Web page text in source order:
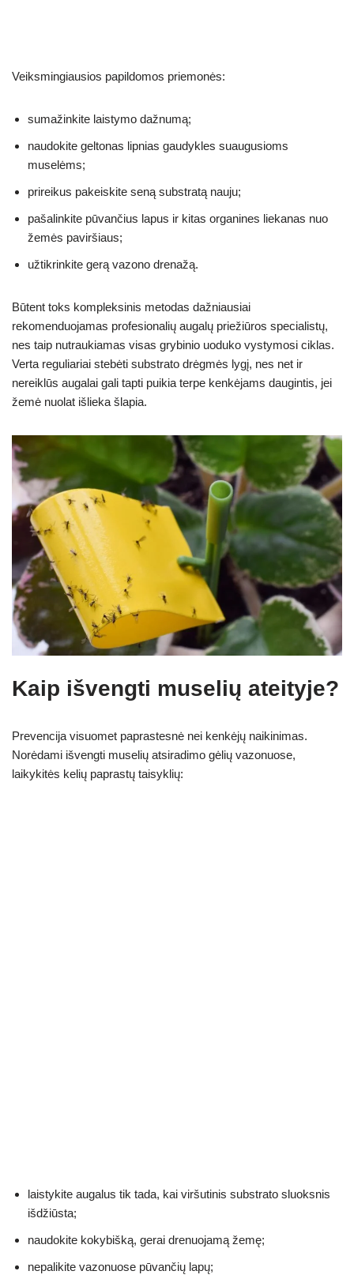
Veiksmingiausios papildomos priemonės:
sumažinkite laistymo dažnumą;
naudokite geltonas lipnias gaudykles suaugusioms
muselėms;
prireikus pakeiskite seną substratą nauju;
pašalinkite pūvančius lapus ir kitas organines liekanas nuo
žemės paviršiaus;
užtikrinkite gerą vazono drenažą.
Būtent toks kompleksinis metodas dažniausiai
rekomenduojamas profesionalių augalų priežiūros specialistų,
nes taip nutraukiamas visas grybinio uoduko vystymosi ciklas.
Verta reguliariai stebėti substrato drėgmės lygį, nes net ir
nereiklūs augalai gali tapti puikia terpe kenkėjams daugintis, jei
žemė nuolat išlieka šlapia.
Kaip išvengti muselių ateityje?
Prevencija visuomet paprastesnė nei kenkėjų naikinimas.
Norėdami išvengti muselių atsiradimo gėlių vazonuose,
laikykitės kelių paprastų taisyklių:
laistykite augalus tik tada, kai viršutinis substrato sluoksnis
išdžiūsta;
naudokite kokybišką, gerai drenuojamą žemę;
nepalikite vazonuose pūvančių lapų;